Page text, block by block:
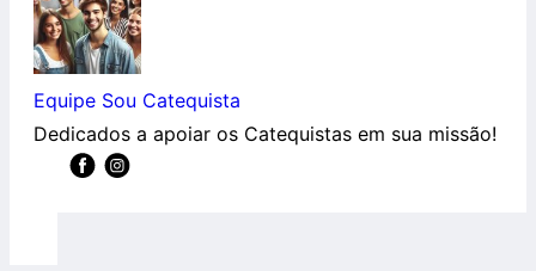
Equipe Sou Catequista
Dedicados a apoiar os Catequistas em sua missão!